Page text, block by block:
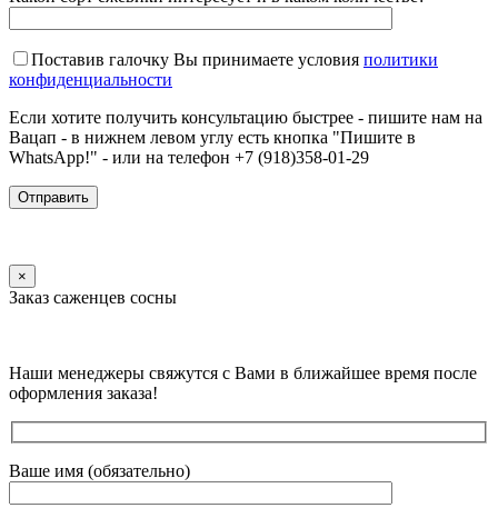
Поставив галочку Вы принимаете условия политики
конфиденциальности
Если хотите получить консультацию быстрее - пишите нам на
Вацап - в нижнем левом углу есть кнопка "Пишите в
WhatsApp!" - или на телефон +7 (918)358-01-29
×
Заказ саженцев сосны
Наши менеджеры свяжутся с Вами в ближайшее время после
оформления заказа!
Ваше имя (обязательно)